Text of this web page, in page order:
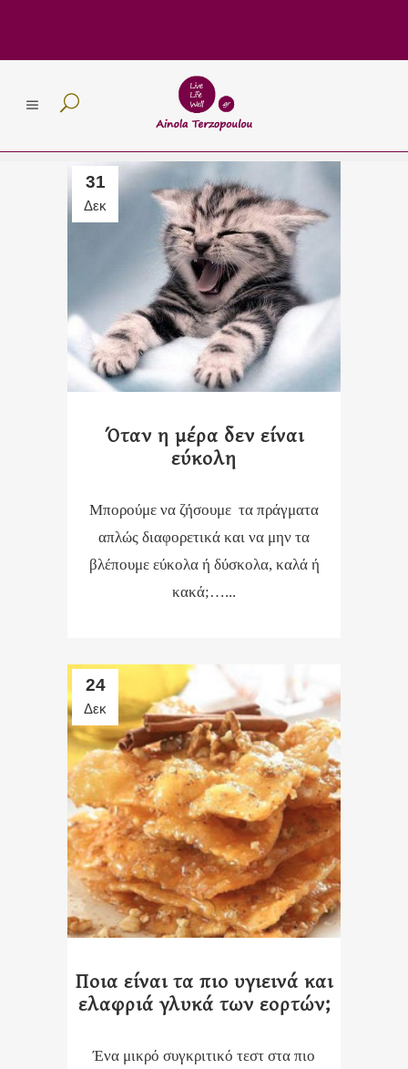
31
Δεκ
Όταν η μέρα δεν είναι
εύκολη
Μπορούμε να ζήσουμε τα πράγματα
απλώς διαφορετικά και να μην τα
βλέπουμε εύκολα ή δύσκολα, καλά ή
κακά;…...
24
Δεκ
Ποια είναι τα πιο υγιεινά και
ελαφριά γλυκά των εορτών;
Ένα μικρό συγκριτικό τεστ στα πιο